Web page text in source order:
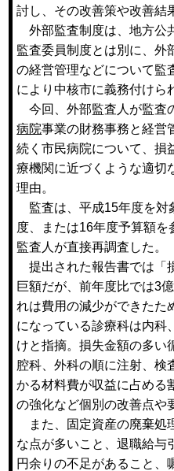
討し、その改善策や改善結
外部監査制度は、地方公
監査委員制度とは別に、外
の経営管理などについて監
により中核市に義務付けら
今回、外部監査人が監査
病院事業の財務事務と経営
続く市民病院について、損
療機関に近づくような適切
理由。
監査は、平成15年度を対
度、または16年度予算額
監査人が直接再調査した。
提出された報告書では「
巨額だが、前年度比では3
れは費用の減少ができたた
になっている診療科は内科
けと指摘。損失金額の多い
腔科、外科の順に注射、検
かる材料費が収益に占める
の強化など個別の改善点や
また、固定資産の廃棄処
な点が多いこと、退職給与
円余りの不足があること、